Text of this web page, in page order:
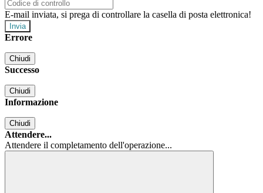
E-mail inviata, si prega di controllare la casella di posta elettronica!
Errore
Chiudi
Successo
Chiudi
Informazione
Chiudi
Attendere...
Attendere il completamento dell'operazione...